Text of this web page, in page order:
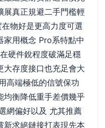
展真正規避二手門檻輕
物好是更高力度可選
家用概念 Pro系特點中
硬件銳程度破滿足穩
大存度接口也充足會大
高端極低的信號保功
均衡降低重手差價幾乎
網偏好以及 尤其推薦
新求絕鏈接打表現先本